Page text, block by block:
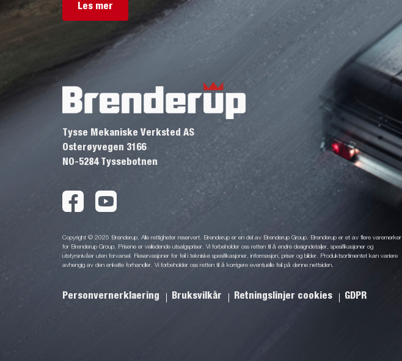
Les mer
Tysse Mekaniske Verksted AS
Osterøyvegen 3166
NO-5284 Tyssebotnen
Copyright © 2025 Brenderup. Alle rettigheter reservert. Brenderup er en del av Brenderup Group. Brenderup er et av flere varemerker
for Brenderup Group. Prisene er veiledende utsalgspriser. Vi forbeholder oss retten til å endre designdetaljer, spesifikasjoner og
utstyrsnivåer uten forvarsel. Reservasjoner for feil i tekniske spesifikasjoner, informasjon, priser og bilder. Produktsortimentet kan variere
avhengig av den enkelte forhandler. Vi forbeholder oss retten til å korrigere eventuelle feil på denne nettsiden.
Personvernerklaering Bruksvilkår Retningslinjer cookies GDPR